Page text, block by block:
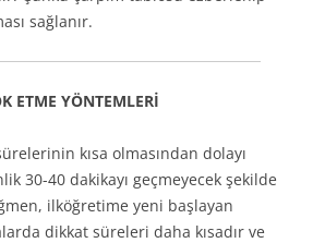
sağlanır.
ETME YÖNTEMLERİ
kısa olmasından dolayı
30-40 dakikayı geçmeyecek şekilde
ilköğretime yeni başlayan
dikkat süreleri daha kısadır ve